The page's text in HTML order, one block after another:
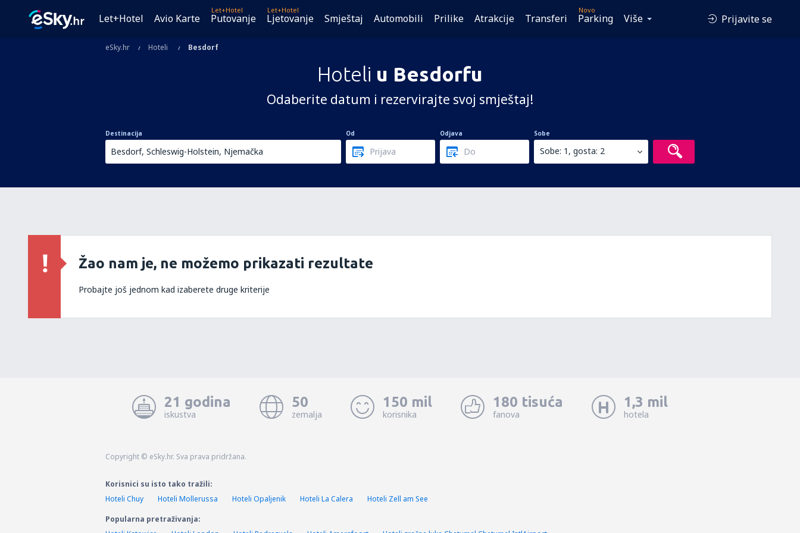
Let+Hotel Avio Karte
Let+Hotel
Putovanje
Let+Hotel
Ljetovanje Smještaj Automobili Prilike Atrakcije Transferi
Novo
Parking Više Prijavite se
eSky.hr Hoteli Besdorf
Hoteli u Besdorfu
Odaberite datum i rezervirajte svoj smještaj!
Destinacija Od Odjava Sobe
Sobe: 1, gosta: 2
Žao nam je, ne možemo prikazati rezultate
Probajte još jednom kad izaberete druge kriterije
21 godina
iskustva
50
zemalja
150 mil
korisnika
180 tisuća
fanova
1,3 mil
hotela
Copyright © eSky.hr. Sva prava pridržana.
Korisnici su isto tako tražili:
Hoteli Chuy
Hoteli Mollerussa Hoteli Opaljenik Hoteli La Calera
Hoteli Zell am See
Popularna pretraživanja: